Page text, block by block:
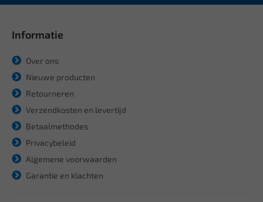
Informatie
Over ons
Nieuwe producten
Retourneren
Verzendkosten en levertijd
Betaalmethodes
Privacybeleid
Algemene voorwaarden
Garantie en klachten